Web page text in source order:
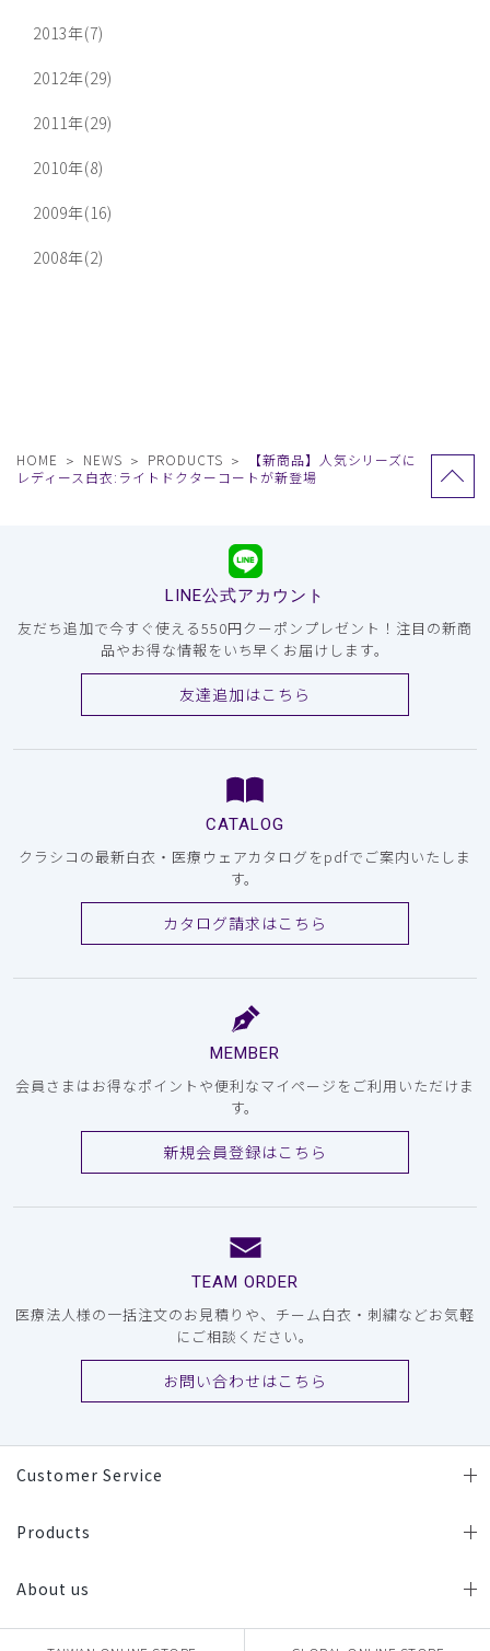
2013年(7)
2012年(29)
2011年(29)
2010年(8)
2009年(16)
2008年(2)
HOME NEWS PRODUCTS
【新商品】人気シリーズに
レディース白衣:ライトドクターコートが新登場
LINE公式アカウント
友だち追加で今すぐ使える550円クーポンプレゼント！注目の新商
品やお得な情報をいち早くお届けします。
友達追加はこちら
CATALOG
クラシコの最新白衣・医療ウェアカタログをpdfでご案内いたしま
す。
カタログ請求はこちら
MEMBER
会員さまはお得なポイントや便利なマイページをご利用いただけま
す。
新規会員登録はこちら
TEAM ORDER
医療法人様の一括注文のお見積りや、チーム白衣・刺繍などお気軽
にご相談ください。
お問い合わせはこちら
Customer Service
Products
About us